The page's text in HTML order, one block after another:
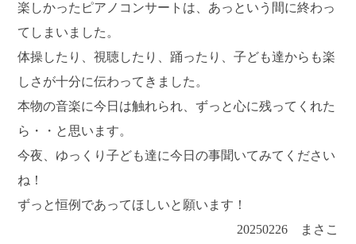
楽しかったピアノコンサートは、あっという間に終わっ
てしまいました。
体操したり、視聴したり、踊ったり、子ども達からも楽
しさが十分に伝わってきました。
本物の音楽に今日は触れられ、ずっと心に残ってくれた
ら・・と思います。
今夜、ゆっくり子ども達に今日の事聞いてみてください
ね！
ずっと恒例であってほしいと願います！
20250226 まさこ